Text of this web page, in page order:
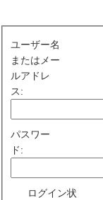
ユーザー名
またはメー
ルアドレ
ス:
パスワー
ド:
ログイン状